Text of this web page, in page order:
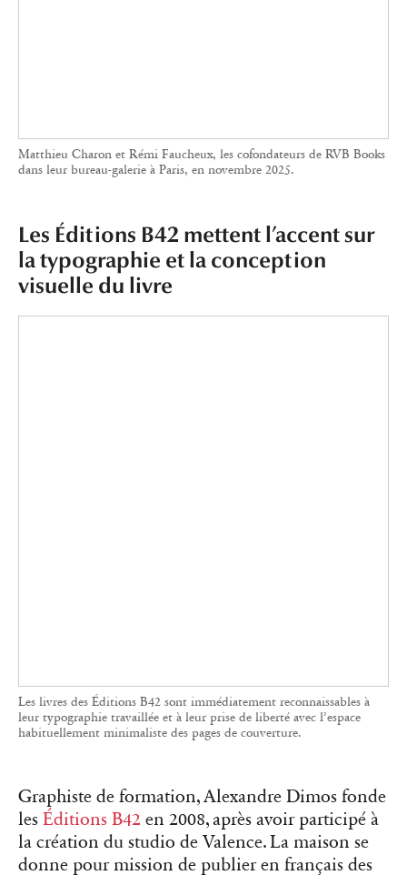
la typographie et la conception
visuelle du livre
ou d’espaces).
Les Éditions B42 commencent par traduire des
livres jusqu’alors inédits en français sur la
typographie(2015) du typographe suisse Jost
Hochuli. Le catalogue s’enrichit ensuite de
diverses collections comme Culture, dont les
textes liés aux études postcoloniales et auxqueer